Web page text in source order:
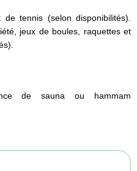
tennis (selon disponibilités).
jeux de boules, raquettes et
de sauna ou hammam